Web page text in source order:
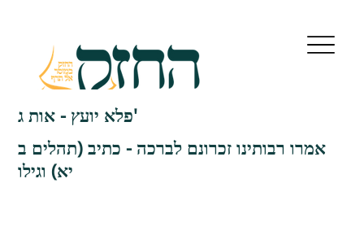
פלא יועץ - אות ג'
אמרו רבותינו זכרונם לברכה - כתיב (תהלים ב
יא) וגילו